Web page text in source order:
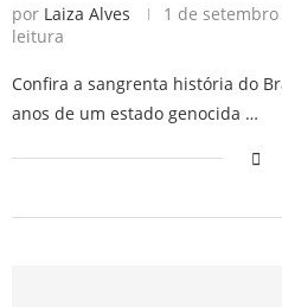
por Laiza Alves 1 de setembro
leitura
Confira a sangrenta história do
anos de um estado genocida …